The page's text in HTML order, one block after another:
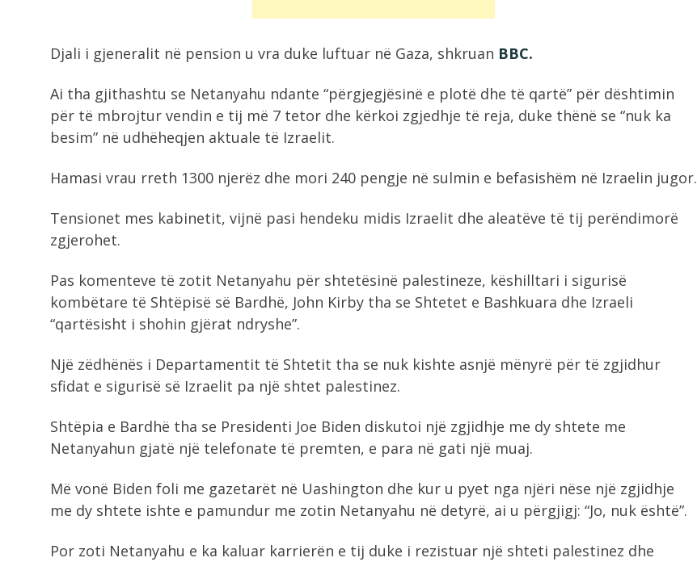
Djali i gjeneralit në pension u vra duke luftuar në Gaza, shkruan BBC.
Ai tha gjithashtu se Netanyahu ndante “përgjegjësinë e plotë dhe të qartë” për dështimin
për të mbrojtur vendin e tij më 7 tetor dhe kërkoi zgjedhje të reja, duke thënë se “nuk ka
besim” në udhëheqjen aktuale të Izraelit.
Hamasi vrau rreth 1300 njerëz dhe mori 240 pengje në sulmin e befasishëm në Izraelin jugor.
Tensionet mes kabinetit, vijnë pasi hendeku midis Izraelit dhe aleatëve të tij perëndimorë
zgjerohet.
Pas komenteve të zotit Netanyahu për shtetësinë palestineze, këshilltari i sigurisë
kombëtare të Shtëpisë së Bardhë, John Kirby tha se Shtetet e Bashkuara dhe Izraeli
“qartësisht i shohin gjërat ndryshe”.
Një zëdhënës i Departamentit të Shtetit tha se nuk kishte asnjë mënyrë për të zgjidhur
sfidat e sigurisë së Izraelit pa një shtet palestinez.
Shtëpia e Bardhë tha se Presidenti Joe Biden diskutoi një zgjidhje me dy shtete me
Netanyahun gjatë një telefonate të premten, e para në gati një muaj.
Më vonë Biden foli me gazetarët në Uashington dhe kur u pyet nga njëri nëse një zgjidhje
me dy shtete ishte e pamundur me zotin Netanyahu në detyrë, ai u përgjigj: “Jo, nuk është”.
Por zoti Netanyahu e ka kaluar karrierën e tij duke i rezistuar një shteti palestinez dhe